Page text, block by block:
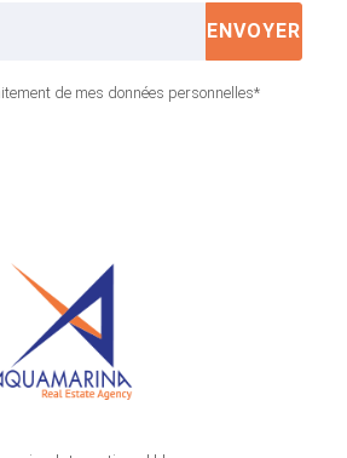
ENVOYER
de mes données personnelles*